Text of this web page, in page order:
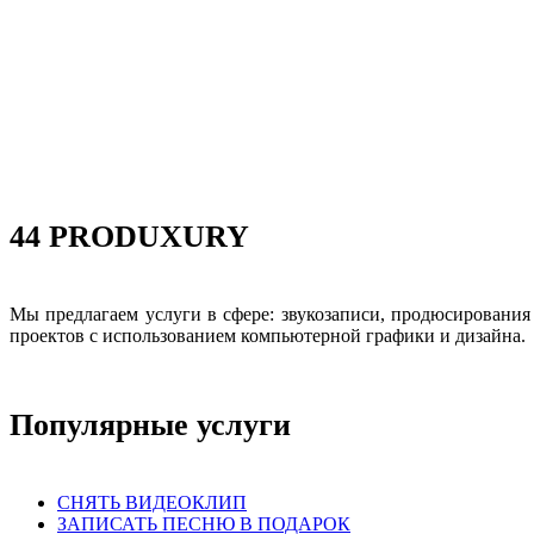
44 PRODUXURY
Мы предлагаем услуги в сфере: звукозаписи,
проектов с использованием компьютерной графики и дизайна.
Популярные услуги
СНЯТЬ ВИДЕОКЛИП
ЗАПИСАТЬ ПЕСНЮ В ПОДАРОК